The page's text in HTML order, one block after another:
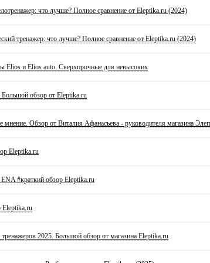
что лучше? Полное сравнение от Eleptika.ru (2024)
тренажер: что лучше? Полное сравнение от Eleptika.ru (2024)
Elios и Elios auto. Сверхпрочные для невысоких
обзор от Eleptika.ru
мнение. Обзор от Виталия Афанасьева - руководителя магазина
Eleptika.ru
#краткий обзор Eleptika.ru
Eleptika.ru
2025. Большой обзор от магазина Eleptika.ru